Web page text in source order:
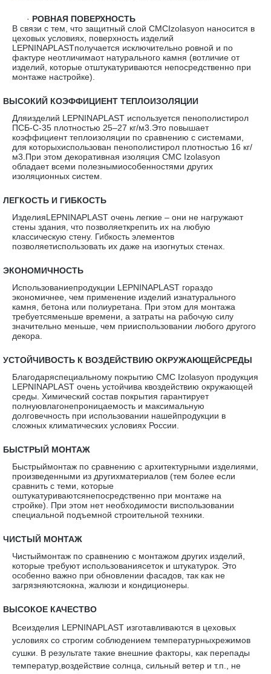
· РОВНАЯ ПОВЕРХНОСТЬ
В связи с тем, что защитный слой CMCIzolasyon наносится в
цеховых условиях, поверхность изделий
LEPNINAPLASTполучается исключительно ровной и по
фактуре неотличимаот натурального камня (вотличие от
изделий, которые отштукатуриваются непосредственно при
монтаже настройке).
ВЫСОКИЙ КОЭФФИЦИЕНТ ТЕПЛОИЗОЛЯЦИИ
Дляизделий LEPNINAPLAST используется пенополистирол
ПСБ-С-35 плотностью 25–27 кг/м3.Это повышает
коэффициент теплоизоляции по сравнению с системами,
для которыхиспользован пенополистирол плотностью 16 кг/
м3.При этом декоративная изоляция CMC Izolasyon
обладает всеми полезнымиособенностями других
изоляционных систем.
ЛЕГКОСТЬ И ГИБКОСТЬ
ИзделияLEPNINAPLAST очень легкие – они не нагружают
стены здания, что позволяеткрепить их на любую
классическую стену. Гибкость элементов
позволяетиспользовать их даже на изогнутых стенах.
ЭКОНОМИЧНОСТЬ
Использованиепродукции LEPNINAPLAST гораздо
экономичнее, чем применение изделий изнатурального
камня, бетона или полиуретана. При этом для монтажа
требуетсяменьше времени, а затраты на рабочую силу
значительно меньше, чем прииспользовании любого другого
декора.
УСТОЙЧИВОСТЬ К ВОЗДЕЙСТВИЮ ОКРУЖАЮЩЕЙСРЕДЫ
Благодаряспециальному покрытию CMC Izolasyon продукция
LEPNINAPLAST очень устойчива квоздействию окружающей
среды. Химический состав покрытия гарантирует
полнуювлагонепроницаемость и максимальную
долговечность при использовании нашейпродукции в
сложных климатических условиях России.
БЫСТРЫЙ МОНТАЖ
Быстрыймонтаж по сравнению с архитектурными изделиями,
произведенными из другихматериалов (тем более если
сравнить с теми, которые
оштукатуриваютсянепосредственно при монтаже на
стройке). При этом нет необходимости виспользовании
специальной подъемной строительной техники.
ЧИСТЫЙ МОНТАЖ
Чистыймонтаж по сравнению с монтажом других изделий,
которые требуют использованиясеток и штукатурок. Это
особенно важно при обновлении фасадов, так как не
загрязняютсяокна, жалюзи и кондиционеры.
ВЫСОКОЕ КАЧЕСТВО
Всеизделия LEPNINAPLAST изготавливаются в цеховых
условиях со строгим соблюдением температурныхрежимов
сушки. В результате такие внешние факторы, как перепады
температур,воздействие солнца, сильный ветер и т.п., не